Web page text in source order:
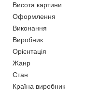
Висота картини
Оформлення
Виконання
Виробник
Орієнтація
Жанр
Стан
Країна виробник